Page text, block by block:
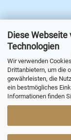
Diese
Technologien
Wir verwenden
Drittanbietern, um die
gewährleisten, die
ein bestmögliches
Informationen finden